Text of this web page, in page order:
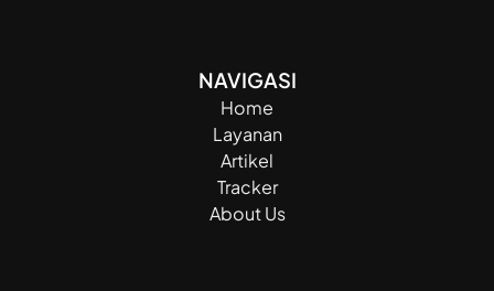
NAVIGASI
Home
Layanan
Artikel
Tracker
About Us